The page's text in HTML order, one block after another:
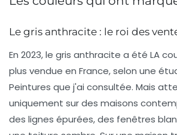
Le gris anthracite : le roi des
En 2023, le gris anthracite a été LA
plus vendue en France, selon une
Peintures que j'ai consultée. Mais
uniquement sur des maisons
des lignes épurées, des fenêtres